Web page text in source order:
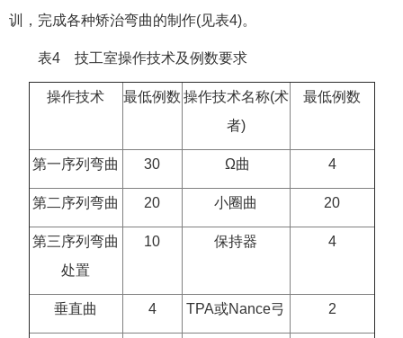
训，完成各种矫治弯曲的制作(见表4)。
表4 技工室操作技术及例数要求
操作技术 最低例数 操作技术名称(术
者)
最低例数
第一序列弯曲 30 Ω曲 4
第二序列弯曲 20 小圈曲 20
第三序列弯曲
处置
10 保持器 4
垂直曲 4 TPA或Nance弓 2